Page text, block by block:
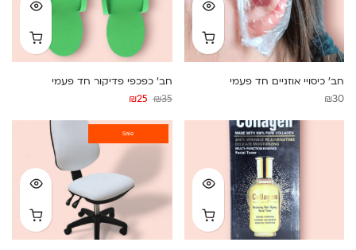
חב’ כיסויי אוזניים חד פעמי
₪30
חב’ כפכפי פדיקור חד פעמי
₪35
המחיר
היה:
₪25
הוא:Sale